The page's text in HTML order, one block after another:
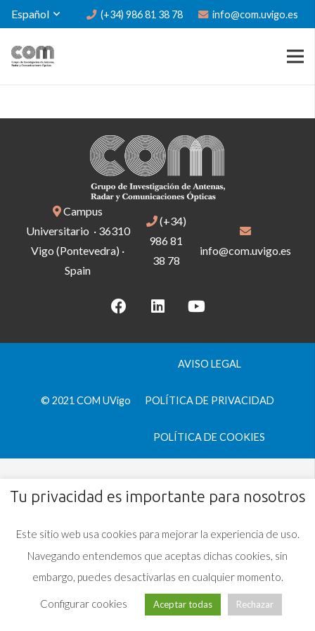
Español (+34) 986 81 38 78 info@com.uvigo.es
Campus
Universitario · 36310
Vigo (Pontevedra) ·
Spain
(+34)
986 81
38 78
info@com.uvigo.es
© 2021 COM UVigo
AVISO LEGAL
POLÍTICA DE PRIVACIDAD
POLÍTICA DE COOKIES
Tu privacidad es importante para nosotros
Este sitio web usa cookies para mejorar la experiencia de uso.
Navegando entendemos que aceptas dichas cookies, sin
embargo, puedes desactivarlas en cualquier momento.
Configurar cookies Aceptar todas Rechazar